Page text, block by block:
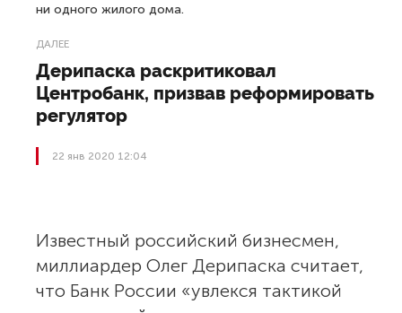
ни одного жилого дома.
ДАЛЕЕ
Дерипаска раскритиковал
Центробанк, призвав реформировать
регулятор
22 янв 2020 12:04
Известный российский бизнесмен,
миллиардер Олег Дерипаска считает,
что Банк России «увлекся тактикой